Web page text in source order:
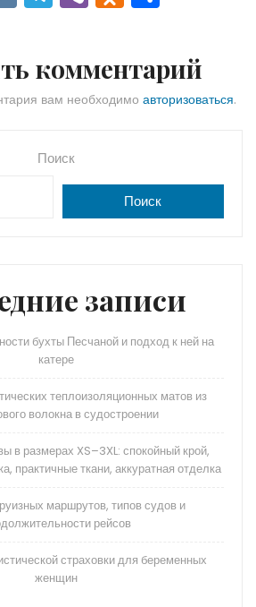
K el
gr
a
b d
o
kl
s
ni
а
в
комментарий
вам необходимо авторизоваться.
Поиск
Поиск
записи
бухты Песчаной и подход к ней на
катере
теплоизоляционных матов из
волокна в судостроении
в размерах XS–3XL: спокойный крой,
практичные ткани, аккуратная отделка
маршрутов, типов судов и
рейсов
страховки для беременных
женщин